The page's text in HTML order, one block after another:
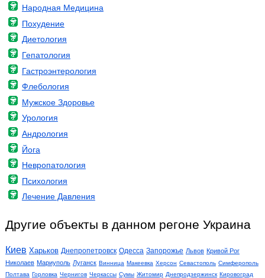
Народная Медицина
Похудение
Диетология
Гепатология
Гастроэнтерология
Флебология
Мужское Здоровье
Урология
Андрология
Йога
Невропатология
Психология
Лечение Давления
Другие объекты в данном регоне Украина
Киев Харьков Днепропетровск Одесса Запорожье Львов Кривой Рог
Николаев Мариуполь Луганск Винница Макеевка Херсон Севастополь Симферополь
Полтава Горловка Чернигов Черкассы Сумы Житомир Днепродзержинск Кировоград